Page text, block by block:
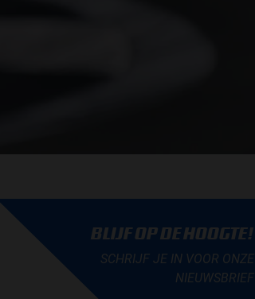
BLIJF OP DE HOOGTE!
SCHRIJF JE IN VOOR ONZE
NIEUWSBRIEF